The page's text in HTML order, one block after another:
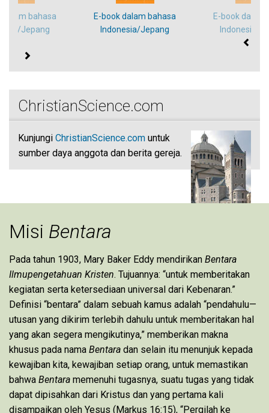
dalam bahasa
Jepang
E-book dalam bahasa
Indonesia/Jepang
E-book dalam
Indonesia/
ChristianScience.com
Kunjungi ChristianScience.com untuk
sumber daya anggota dan berita gereja.
Misi Bentara
Pada tahun 1903, Mary Baker Eddy mendirikan Bentara
Ilmupengetahuan Kristen. Tujuannya: “untuk memberitakan
kegiatan serta ketersediaan universal dari Kebenaran.”
Definisi “bentara” dalam sebuah kamus adalah “pendahulu—
utusan yang dikirim terlebih dahulu untuk memberitakan hal
yang akan segera mengikutinya,” memberikan makna
khusus pada nama Bentara dan selain itu menunjuk kepada
kewajiban kita, kewajiban setiap orang, untuk memastikan
bahwa Bentara memenuhi tugasnya, suatu tugas yang tidak
dapat dipisahkan dari Kristus dan yang pertama kali
disampaikan oleh Yesus (Markus 16:15), “Pergilah ke